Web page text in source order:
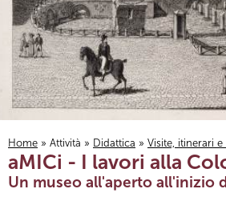
Tu sei qui
Home » Attività » Didattica » Visite, itinerari
aMICi - I lavori alla
Un museo all'aperto all'inizio